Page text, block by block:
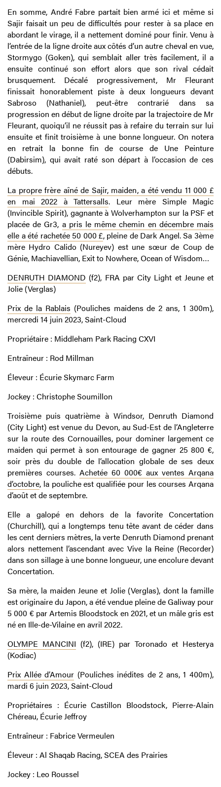
En somme, André Fabre partait bien armé ici et même si
Sajir faisait un peu de difficultés pour rester à sa place en
abordant le virage, il a nettement dominé pour finir. Venu à
l’entrée de la ligne droite aux côtés d’un autre cheval en vue,
Stormygo (Goken), qui semblait aller très facilement, il a
ensuite continué son effort alors que son rival cédait
brusquement. Décalé progressivement, Mr Fleurant
finissait honorablement piste à deux longueurs devant
Sabroso (Nathaniel), peut-être contrarié dans sa
progression en début de ligne droite par la trajectoire de Mr
Fleurant, quoiqu’il ne réussit pas à refaire du terrain sur lui
ensuite et finit troisième à une bonne longueur. On notera
en retrait la bonne fin de course de Une Peinture
(Dabirsim), qui avait raté son départ à l’occasion de ces
débuts.
La propre frère aîné de Sajir, maiden, a été vendu 11 000 £
en mai 2022 à Tattersalls. Leur mère Simple Magic
(Invincible Spirit), gagnante à Wolverhampton sur la PSF et
placée de Gr3, a pris le même chemin en décembre mais
elle a été rachetée 50 000 £, pleine de Dark Angel. Sa 3ème
mère Hydro Calido (Nureyev) est une sœur de Coup de
Génie, Machiavellian, Exit to Nowhere, Ocean of Wisdom…
DENRUTH DIAMOND (f2), FRA par City Light et Jeune et
Jolie (Verglas)
Prix de la Rablais (Pouliches maidens de 2 ans, 1 300m),
mercredi 14 juin 2023, Saint-Cloud
Propriétaire : Middleham Park Racing CXVI
Entraîneur : Rod Millman
Éleveur : Écurie Skymarc Farm
Jockey : Christophe Soumillon
Troisième puis quatrième à Windsor, Denruth Diamond
(City Light) est venue du Devon, au Sud-Est de l’Angleterre
sur la route des Cornouailles, pour dominer largement ce
maiden qui permet à son entourage de gagner 25 800 €,
soir près du double de l’allocation globale de ses deux
premières courses. Achetée 60 000€ aux ventes Arqana
d’octobre, la pouliche est qualifiée pour les courses Arqana
d’août et de septembre.
Elle a galopé en dehors de la favorite Concertation
(Churchill), qui a longtemps tenu tête avant de céder dans
les cent derniers mètres, la verte Denruth Diamond prenant
alors nettement l’ascendant avec Vive la Reine (Recorder)
dans son sillage à une bonne longueur, une encolure devant
Concertation.
Sa mère, la maiden Jeune et Jolie (Verglas), dont la famille
est originaire du Japon, a été vendue pleine de Galiway pour
5 000 € par Artemis Bloodstock en 2021, et un mâle gris est
né en Ille-de-Vilaine en avril 2022.
OLYMPE MANCINI (f2), (IRE) par Toronado et Hesterya
(Kodiac)
Prix Allée d’Amour (Pouliches inédites de 2 ans, 1 400m),
mardi 6 juin 2023, Saint-Cloud
Propriétaires : Écurie Castillon Bloodstock, Pierre-Alain
Chéreau, Écurie Jeffroy
Entraîneur : Fabrice Vermeulen
Éleveur : Al Shaqab Racing, SCEA des Prairies
Jockey : Leo Roussel